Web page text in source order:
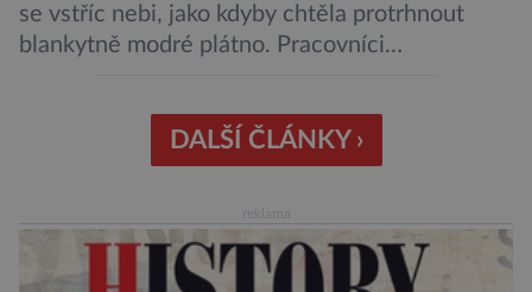
se vstříc nebi, jako kdyby chtěla protrhnout
blankytně modré plátno. Pracovníci
všechno podle plánu, nebo se něco pokazí?
Ariane 6 – tak se nazývá systém nosných raket
sloužit pro účely nejrůznějších vesmírných misí,
DALŠÍ ČLÁNKY ›